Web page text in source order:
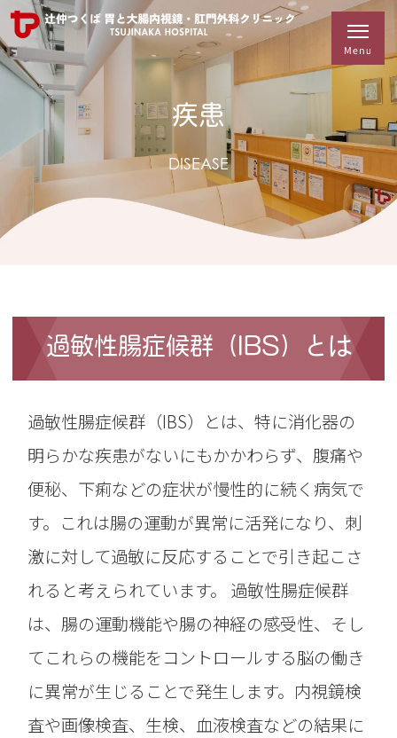
疾患
DISEASE
過敏性腸症候群（IBS）とは
過敏性腸症候群（IBS）とは、特に消化器の
明らかな疾患がないにもかかわらず、腹痛や
便秘、下痢などの症状が慢性的に続く病気で
す。これは腸の運動が異常に活発になり、刺
激に対して過敏に反応することで引き起こさ
れると考えられています。 過敏性腸症候群
は、腸の運動機能や腸の神経の感受性、そし
てこれらの機能をコントロールする脳の働き
に異常が生じることで発生します。内視鏡検
査や画像検査、生検、血液検査などの結果に